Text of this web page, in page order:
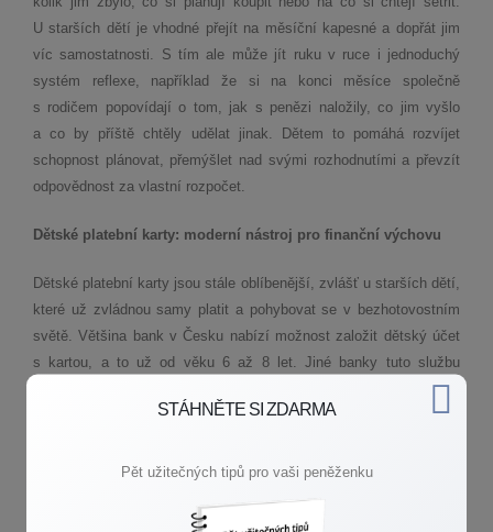
U starších dětí je vhodné přejít na měsíční kapesné a dopřát jim
víc samostatnosti. S tím ale může jít ruku v ruce i jednoduchý
systém reflexe, například že si na konci měsíce společně
s rodičem popovídají o tom, jak s penězi naložily, co jim vyšlo
a co by příště chtěly udělat jinak. Dětem to pomáhá rozvíjet
schopnost plánovat, přemýšlet nad svými rozhodnutími a převzít
odpovědnost za vlastní rozpočet.
Dětské platební karty: moderní nástroj pro finanční výchovu
Dětské platební karty jsou stále oblíbenější, zvlášť u starších dětí,
které už zvládnou samy platit a pohybovat se v bezhotovostním
světě. Většina bank v Česku nabízí možnost založit dětský účet
s kartou, a to už od věku 6 až 8 let. Jiné banky tuto službu
poskytují až od 15 let, takže vždy záleží na konkrétní nabídce
a na tom, co rodiče preferují.
Výhodou dětské karty je, že se dítě učí fungovat i s „neviditelnými“
mají možnost nastavit limity, sledovat transakce nebo v případě
STÁHNĚTE SI ZDARMA
Pět užitečných tipů pro vaši peněženku